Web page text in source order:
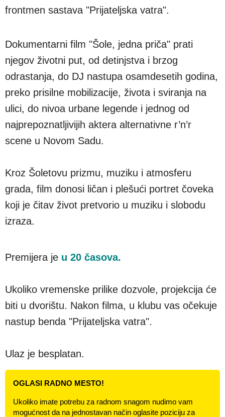
frontmen sastava "Prijateljska vatra".
Dokumentarni film "Šole, jedna priča" prati
njegov životni put, od detinjstva i brzog
odrastanja, do DJ nastupa osamdesetih godina,
preko prisilne mobilizacije, života i sviranja na
ulici, do nivoa urbane legende i jednog od
najprepoznatljivijih aktera alternativne r’n’r
scene u Novom Sadu.
Kroz Šoletovu prizmu, muziku i atmosferu
grada, film donosi ličan i plešući portret čoveka
koji je čitav život pretvorio u muziku i slobodu
izraza.
Premijera je u 20 časova.
Ukoliko vremenske prilike dozvole, projekcija će
biti u dvorištu. Nakon filma, u klubu vas očekuje
nastup benda "Prijateljska vatra".
Ulaz je besplatan.
OGLASI RADNO MESTO!
Ukoliko imate potrebu za radnom snagom nudimo vam
mogućnost da na jednostavan način oglasite poziciju za